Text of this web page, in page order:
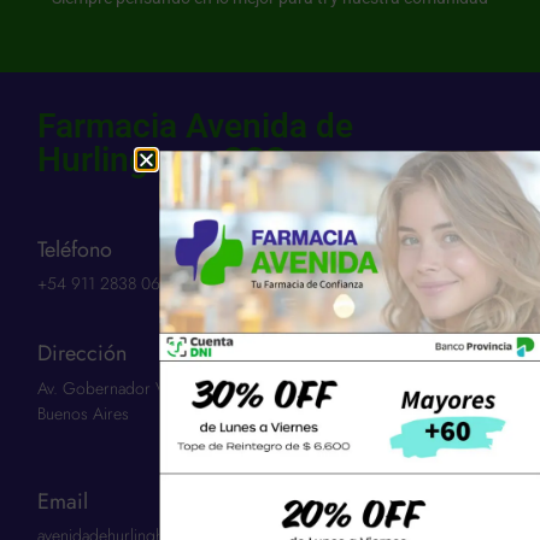
Farmacia Avenida de
Hurlingham SCS
Teléfono
+54 911 2838 0654​
Dirección
Av. Gobernador Vergara 3263 | Hurlingham 1686 | Provincia:
Buenos Aires
Email
avenidadehurlinghamscs@gmail.com